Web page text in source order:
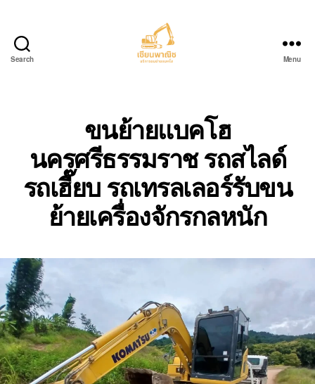
Search
แบค
โฮ.com
Menu
ขนย้ายแบคโฮ
นครศรีธรรมราช รถสไลด์
รถเฮี๊ยบ รถเทรลเลอร์รับขน
ย้ายเครื่องจักรกลหนัก